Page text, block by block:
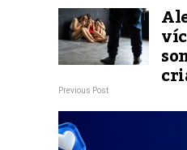
Previous Post